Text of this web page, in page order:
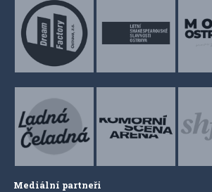
Mediální partneři